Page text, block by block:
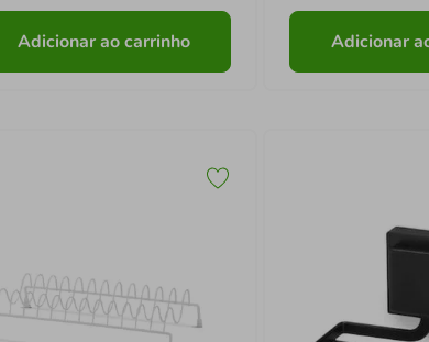
Adicionar ao carrinho Adicionar